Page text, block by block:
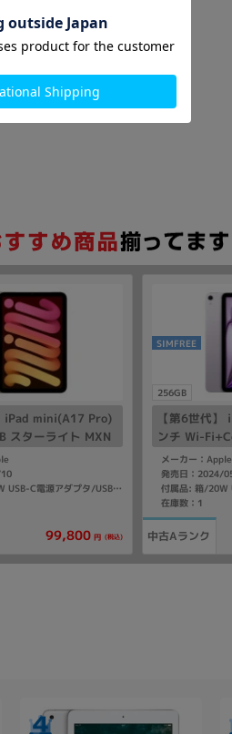
iPad mini(A17 Pro)
スターライト MXN
付属品: 箱/20W USB-C電源アダプタ/USB-C充電ケーブル(1m)/マニュアル
99,800 円 (税込)
256GB
SIMFREE
【第6世代
ンチ Wi-
プル
SIMフリー】
メーカー：Apple
発売日：2024/
在庫数：1
中古Aランク